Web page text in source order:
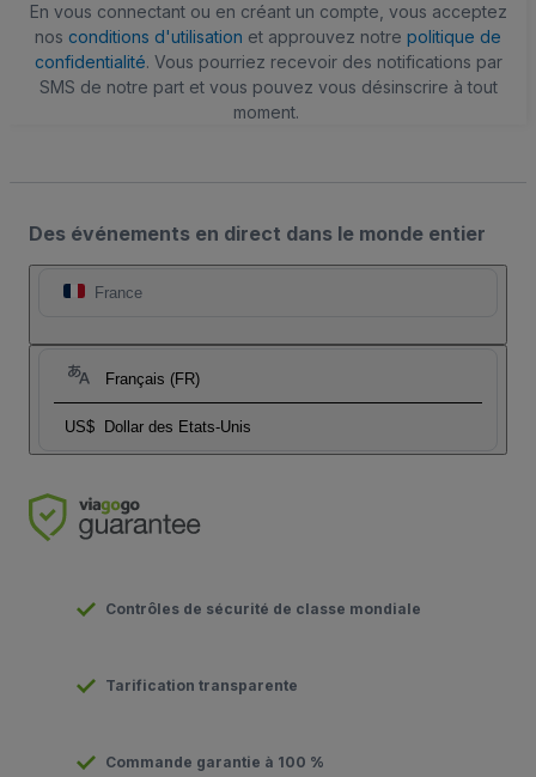
En vous connectant ou en créant un compte, vous acceptez
nos conditions d'utilisation et approuvez notre politique de
confidentialité. Vous pourriez recevoir des notifications par
SMS de notre part et vous pouvez vous désinscrire à tout
moment.
Des événements en direct dans le monde entier
France
Français (FR)
US$ Dollar des Etats-Unis
Contrôles de sécurité de classe mondiale
Tarification transparente
Commande garantie à 100 %